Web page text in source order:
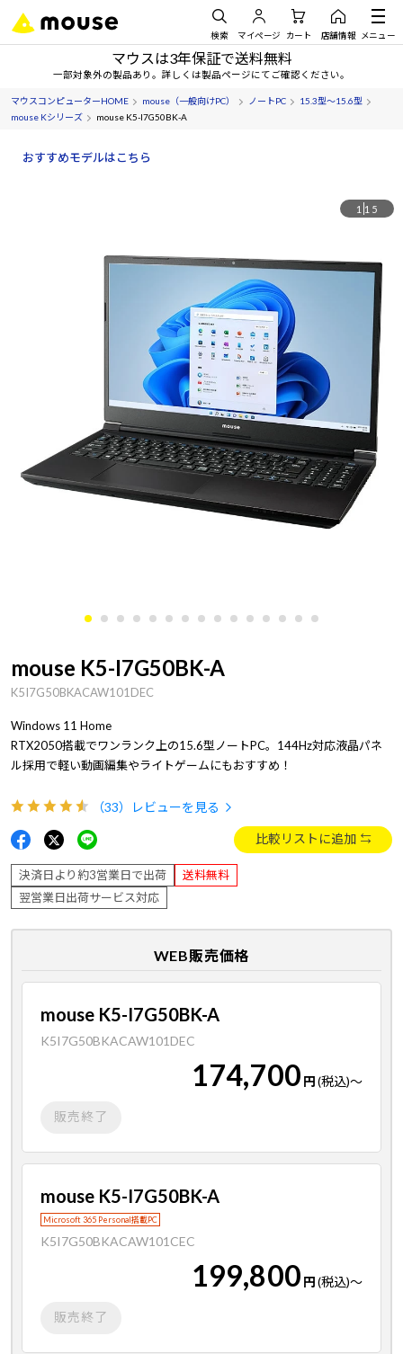
検索 マイページ カート 店舗情報 メニュー
マウスは3年保証で送料無料
一部対象外の製品あり。詳しくは製品ページにてご確認ください。
マウスコンピューターHOME mouse（一般向けPC） ノートPC
15.3型～15.6型
mouse Kシリーズ
mouse K5-I7G50BK-A
おすすめモデルはこちら
1 15
mouse K5-I7G50BK-A
K5I7G50BKACAW101DEC
Windows 11 Home
RTX2050搭載でワンランク上の15.6型ノートPC。144Hz対応液晶パネ
ル採用で軽い動画編集やライトゲームにもおすすめ！
（33） レビューを見る
比較リストに追加
決済日より約3営業日で出荷
送料無料
翌営業日出荷サービス対応
WEB販売価格
mouse K5-I7G50BK-A
K5I7G50BKACAW101DEC
174,700 円(税込)～
販売終了
mouse K5-I7G50BK-A
Microsoft 365 Personal搭載PC
K5I7G50BKACAW101CEC
199,800 円(税込)～
販売終了